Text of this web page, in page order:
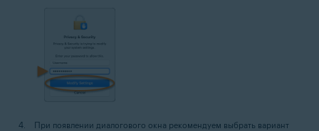
При появлении диалогового окна рекомендуем выбрать вариант